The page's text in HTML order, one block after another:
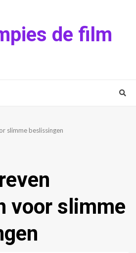
de film
slimme beslissingen
voor slimme